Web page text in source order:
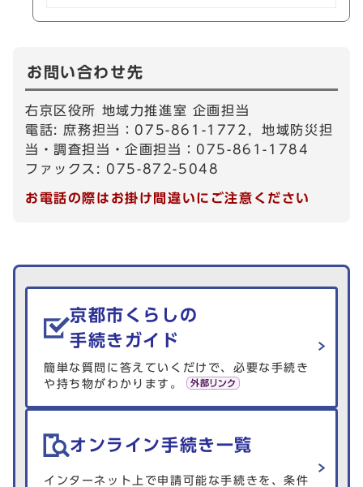
お問い合わせ先
右京区役所 地域力推進室 企画担当
電話: 庶務担当：075-861-1772，地域防災担
当・調査担当・企画担当：075-861-1784
ファックス: 075-872-5048
お電話の際はお掛け間違いにご注意ください
生活情報を探す
京都市くらしの
手続きガイド
簡単な質問に答えていくだけで、必要な手続き
や持ち物がわかります。
オンライン手続き一覧
インターネット上で申請可能な手続きを、条件